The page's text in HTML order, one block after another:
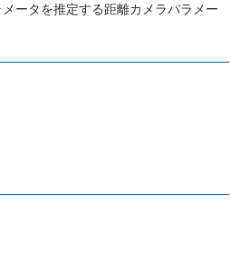
ータを推定する距離カメラパラメー